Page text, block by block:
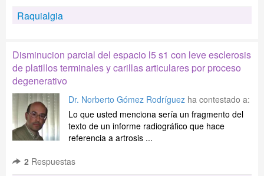
Raquialgia
Disminucion parcial del espacio l5 s1 con leve esclerosis
de platillos terminales y carillas articulares por proceso
degenerativo
Dr. Norberto Gómez Rodríguez ha contestado a:
Lo que usted menciona sería un fragmento del
texto de un informe radiográfico que hace
referencia a artrosis ...
2 Respuestas